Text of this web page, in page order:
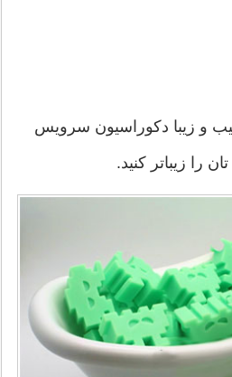
و زیبا دکوراسیون سرویس
را زیباتر کنید.